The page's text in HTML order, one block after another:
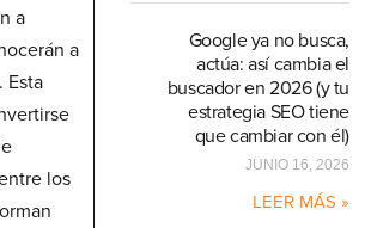
a
a
Esta
los
Google ya no busca,
actúa: así cambia el
buscador en 2026 (y tu
estrategia SEO tiene
que cambiar con él)
JUNIO 16, 2026
LEER MÁS »